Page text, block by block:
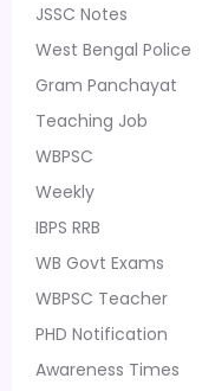
JSSC Notes
West Bengal Police
Gram Panchayat
Teaching Job
WBPSC
Weekly
IBPS RRB
WB Govt Exams
WBPSC Teacher
PHD Notification
Awareness Times